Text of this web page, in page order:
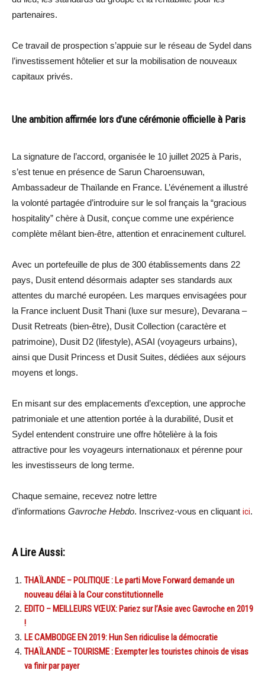
partenaires.
Ce travail de prospection s’appuie sur le réseau de Sydel dans
l’investissement hôtelier et sur la mobilisation de nouveaux
capitaux privés.
Une ambition affirmée lors d’une cérémonie officielle à Paris
La signature de l’accord, organisée le 10 juillet 2025 à Paris,
s’est tenue en présence de Sarun Charoensuwan,
Ambassadeur de Thaïlande en France. L’événement a illustré
la volonté partagée d’introduire sur le sol français la “gracious
hospitality” chère à Dusit, conçue comme une expérience
complète mêlant bien-être, attention et enracinement culturel.
Avec un portefeuille de plus de 300 établissements dans 22
pays, Dusit entend désormais adapter ses standards aux
attentes du marché européen. Les marques envisagées pour
la France incluent Dusit Thani (luxe sur mesure), Devarana –
Dusit Retreats (bien-être), Dusit Collection (caractère et
patrimoine), Dusit D2 (lifestyle), ASAI (voyageurs urbains),
ainsi que Dusit Princess et Dusit Suites, dédiées aux séjours
moyens et longs.
En misant sur des emplacements d’exception, une approche
patrimoniale et une attention portée à la durabilité, Dusit et
Sydel entendent construire une offre hôtelière à la fois
attractive pour les voyageurs internationaux et pérenne pour
les investisseurs de long terme.
Chaque semaine, recevez notre lettre
d’informations Gavroche Hebdo. Inscrivez-vous en cliquant ici.
A Lire Aussi:
THAÏLANDE – POLITIQUE : Le parti Move Forward demande un
nouveau délai à la Cour constitutionnelle
EDITO – MEILLEURS VŒUX: Pariez sur l’Asie avec Gavroche en 2019
!
LE CAMBODGE EN 2019: Hun Sen ridiculise la démocratie
THAÏLANDE – TOURISME : Exempter les touristes chinois de visas
va finir par payer